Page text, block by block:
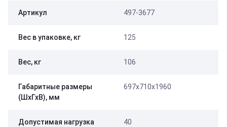
Артикул 497-3677
Вес в упаковке, кг 125
Вес, кг 106
Габаритные размеры
(ШхГхВ), мм
697х710х1960
Допустимая нагрузка
40